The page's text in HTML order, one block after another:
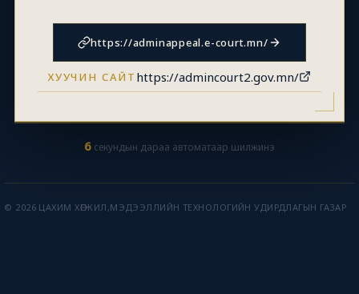
https://adminappeal.e-court.mn/
ХУУЧИН САЙТ https://admincourt2.gov.mn/
6 секундын дараа автоматаар шилжинэ
© 2026 ЦАХИМ ХӨГЖИЛ,МЭДЭЭЛЛИЙН ТЕХНОЛОГИЙН УДИРДЛАГЫН ГАЗАР